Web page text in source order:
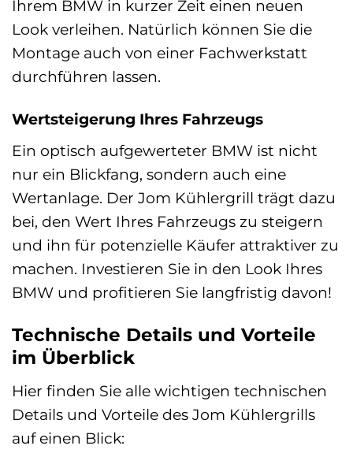
Ihrem BMW in kurzer Zeit einen neuen
Look verleihen. Natürlich können Sie die
Montage auch von einer Fachwerkstatt
durchführen lassen.
Wertsteigerung Ihres Fahrzeugs
Ein optisch aufgewerteter BMW ist nicht
nur ein Blickfang, sondern auch eine
Wertanlage. Der Jom Kühlergrill trägt dazu
bei, den Wert Ihres Fahrzeugs zu steigern
und ihn für potenzielle Käufer attraktiver zu
machen. Investieren Sie in den Look Ihres
BMW und profitieren Sie langfristig davon!
Technische Details und Vorteile
im Überblick
Hier finden Sie alle wichtigen technischen
Details und Vorteile des Jom Kühlergrills
auf einen Blick: